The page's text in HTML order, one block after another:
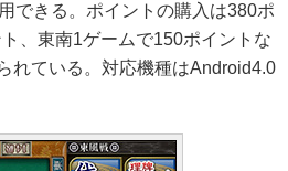
できる。ポイントの購入は380ポ
、東南1ゲームで150ポイントな
れている。対応機種はAndroid4.0